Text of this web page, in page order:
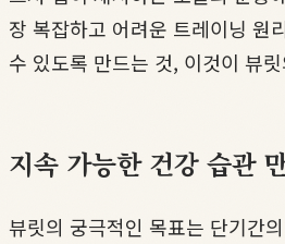
장 복잡하고 어려운 트레이닝 원
수 있도록 만드는 것, 이것이 뷰
지속 가능한 건강 습관
뷰릿의 궁극적인 목표는 단기간